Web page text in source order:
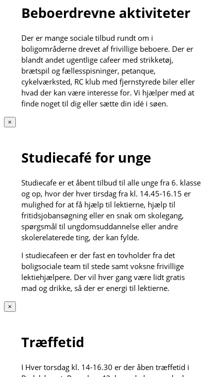
Beboerdrevne aktiviteter
Der er mange sociale tilbud rundt om i
boligområderne drevet af frivillige beboere. Der er
blandt andet ugentlige cafeer med strikketøj,
brætspil og fællesspisninger, petanque,
cykelværksted, RC klub med fjernstyrede biler eller
hvad der kan være interesse for. Vi hjælper med at
finde noget til dig eller sætte din idé i søen.
×
Studiecafé for unge
Studiecafe er et åbent tilbud til alle unge fra 6. klasse
og op, hvor der hver tirsdag fra kl. 14.45-16.15 er
mulighed for at få hjælp til lektierne, hjælp til
fritidsjobansøgning eller en snak om skolegang,
spørgsmål til ungdomsuddannelse eller andre
skolerelaterede ting, der kan fylde.
I studiecafeen er der fast en tovholder fra det
boligsociale team til stede samt voksne frivillige
lektiehjælpere. Der vil hver gang være lidt gratis
mad og drikke, så der er energi til lektierne.
×
Træffetid
I Hver torsdag kl. 14-16.30 er der åben træffetid i